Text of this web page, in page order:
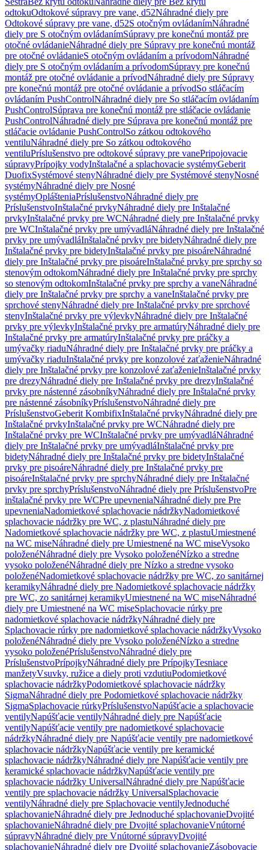
odtokuOdtokové súpravy pre vane, d52Náhradné diely pre
Odtokové súpravy pre vane, d52S otočným ovládanímNáhradné
diely pre S otočným ovládanímSúpravy pre konečnú montáž pre
otočné ovládanieNáhradné diely pre Súpravy pre konečnú montáž
pre otočné ovládanieS otočným ovládaním a prívodomNáhradné
diely pre S otočným ovládaním a prívodomSúpravy pre konečnú
montáž pre otočné ovládanie a prívodNáhradné diely pre Súpravy
pre konečnú montáž pre otočné ovládanie a prívodSo stláčacím
ovládaním PushControlNáhradné diely pre So stláčacím ovládaním
PushControlSúprava pre konečnú montáž pre stláčacie ovládanie
PushControlNáhradné diely pre Súprava pre konečnú montáž pre
stláčacie ovládanie PushControlSo zátkou odtokového
ventiluNáhradné diely pre So zátkou odtokového
ventiluPríslušenstvo pre odtokové súpravy pre vanePripojovacie
súpravyPrípojky vodyInštalačné a splachovacie systémyGeberit
DuofixSystémové stenyNáhradné diely pre Systémové stenyNosné
systémyNáhradné diely pre Nosné
systémyOplášteniaPríslušenstvoNáhradné diely pre
PríslušenstvoInštalačné prvkyNáhradné diely pre Inštalačné
prvkyInštalačné prvky pre WCNáhradné diely pre Inštalačné prvky
pre WCInštalačné prvky pre umývadláNáhradné diely pre Inštalačné
prvky pre umývadláInštalačné prvky pre bidetyNáhradné diely pre
Inštalačné prvky pre bidetyInštalačné prvky pre pisoáreNáhradné
diely pre Inštalačné prvky pre pisoáreInštalačné prvky pre sprchy so
stenovým odtokomNáhradné diely pre Inštalačné prvky pre sprchy
so stenovým odtokomInštalačné prvky pre sprchy a vaneNáhradné
diely pre Inštalačné prvky pre sprchy a vaneInštalačné prvky pre
sprchové stenyNáhradné diely pre Inštalačné prvky pre sprchové
stenyInštalačné prvky pre výlevkyNáhradné diely pre Inštalačné
prvky pre výlevkyInštalačné prvky pre armatúryNáhradné diely pre
Inštalačné prvky pre armatúryInštalačné prvky pre práčky a
umývačky riaduNáhradné diely pre Inštalačné prvky pre práčky a
umývačky riaduInštalačné prvky pre konzolové zaťaženieNáhradné
diely pre Inštalačné prvky pre konzolové zaťaženieInštalačné prvky
pre drezyNáhradné diely pre Inštalačné prvky pre drezyInštalačné
prvky pre nástenné zásobníkyNáhradné diely pre Inštalačné prvky
pre nástenné zásobníkyPríslušenstvoNáhradné diely pre
PríslušenstvoGeberit KombifixInštalačné prvkyNáhradné diely pre
Inštalačné prvkyInštalačné prvky pre WCNáhradné diely pre
Inštalačné prvky pre WCInštalačné prvky pre umývadláNáhradné
diely pre Inštalačné prvky pre umývadláInštalačné prvky pre
bidetyNáhradné diely pre Inštalačné prvky pre bidetyInštalačné
prvky pre pisoáreNáhradné diely pre Inštalačné prvky pre
pisoáreInštalačné prvky pre sprchyNáhradné diely pre Inštalačné
prvky pre sprchyPríslušenstvoNáhradné diely pre PríslušenstvoPre
inštalačné prvky pre WCPre upevneniaNáhradné diely pre Pre
upevneniaNadomietkové splachovacie nádržkyNadomietkové
splachovacie nádržky pre WC, z plastuNáhradné diely pre
Nadomietkové splachovacie nádržky pre WC, z plastuUmiestnené
na WC miseNáhradné diely pre Umiestnené na WC miseVysoko
položenéNáhradné diely pre Vysoko položenéNízko a stredne
vysoko položenéNáhradné diely pre Nízko a stredne vysoko
položenéNadomietkové splachovacie nádržky pre WC, zo sanitárnej
keramikyNáhradné diely pre Nadomietkové splachovacie nádržky
pre WC, zo sanitárnej keramikyUmiestnené na WC miseNáhradné
diely pre Umiestnené na WC miseSplachovacie rúrky pre
nadomietkové splachovacie nádržkyNáhradné diely pre
Splachovacie rúrky pre nadomietkové splachovacie nádržkyVysoko
položenéNáhradné diely pre Vysoko položenéNízko a stredne
vysoko položenéPríslušenstvoNáhradné diely pre
PríslušenstvoPrípojkyNáhradné diely pre PrípojkyTesniace
manžetyVsuvky, ružice a diely proti vzdutiuPodomietkové
splachovacie nádržkyPodomietkové splachovacie nádržky
SigmaNáhradné diely pre Podomietkové splachovacie nádržky
SigmaSplachovacie rúrkyPríslušenstvoNapúšťacie a splachovacie
ventilyNapúšťacie ventilyNáhradné diely pre Napúšťacie
ventilyNapúšťacie ventily pre nadomietkové splachovacie
nádržkyNáhradné diely pre Napúšťacie ventily pre nadomietkové
splachovacie nádržkyNapúšťacie ventily pre keramické
splachovacie nádržkyNáhradné diely pre Napúšťacie ventily pre
keramické splachovacie nádržkyNapúšťacie ventily pre
splachovacie nádržky UniversalNáhradné diely pre Napúšťacie
ventily pre splachovacie nádržky UniversalSplachovacie
ventilyNáhradné diely pre Splachovacie ventilyJednoduché
splachovanieNáhradné diely pre Jednoduché splachovanieDvojité
splachovanieNáhradné diely pre Dvojité splachovanieVnútorné
súpravyNáhradné diely pre Vnútorné súpravyDvojité
splachovanieNáhradné diely pre Dvojité splachovanieZásobovacie